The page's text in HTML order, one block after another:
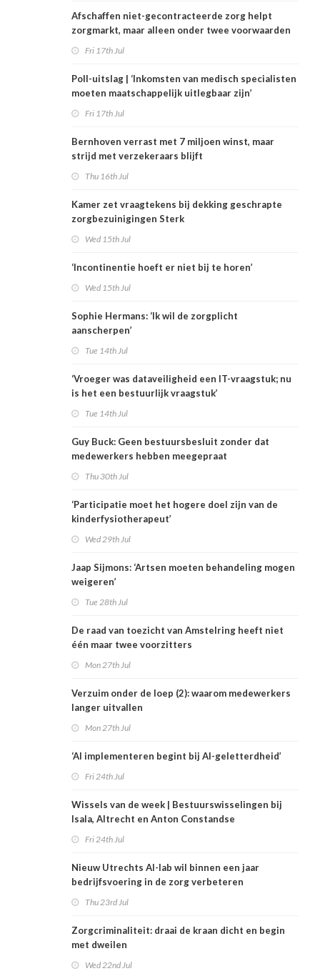
Afschaffen niet-gecontracteerde zorg helpt
zorgmarkt, maar alleen onder twee voorwaarden
Fri 17th Jul
Poll-uitslag | ‘Inkomsten van medisch specialisten
moeten maatschappelijk uitlegbaar zijn’
Fri 17th Jul
Bernhoven verrast met 7 miljoen winst, maar
strijd met verzekeraars blijft
Thu 16th Jul
Kamer zet vraagtekens bij dekking geschrapte
zorgbezuinigingen Sterk
Wed 15th Jul
‘Incontinentie hoeft er niet bij te horen’
Wed 15th Jul
Sophie Hermans: ‘Ik wil de zorgplicht
aanscherpen’
Tue 14th Jul
‘Vroeger was dataveiligheid een IT-vraagstuk; nu
is het een bestuurlijk vraagstuk’
Tue 14th Jul
Guy Buck: Geen bestuursbesluit zonder dat
medewerkers hebben meegepraat
Thu 30th Jul
‘Participatie moet het hogere doel zijn van de
kinderfysiotherapeut’
Wed 29th Jul
Jaap Sijmons: ‘Artsen moeten behandeling mogen
weigeren’
Tue 28th Jul
De raad van toezicht van Amstelring heeft niet
één maar twee voorzitters
Mon 27th Jul
Verzuim onder de loep (2): waarom medewerkers
langer uitvallen
Mon 27th Jul
‘AI implementeren begint bij AI-geletterdheid’
Fri 24th Jul
Wissels van de week | Bestuurswisselingen bij
Isala, Altrecht en Anton Constandse
Fri 24th Jul
Nieuw Utrechts AI-lab wil binnen een jaar
bedrijfsvoering in de zorg verbeteren
Thu 23rd Jul
Zorgcriminaliteit: draai de kraan dicht en begin
met dweilen
Wed 22nd Jul